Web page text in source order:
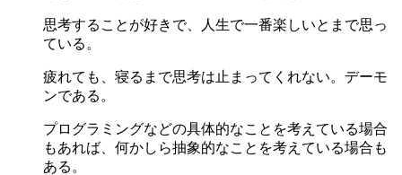
思考することが好きで、人生で一番楽しいとまで思っ
ている。
疲れても、寝るまで思考は止まってくれない。デーモ
ンである。
プログラミングなどの具体的なことを考えている場合
もあれば、何かしら抽象的なことを考えている場合も
ある。